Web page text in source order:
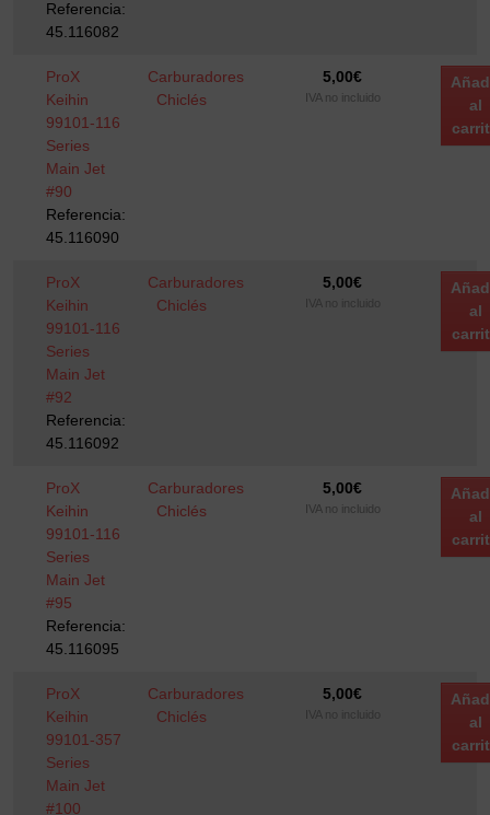
Referencia:
45.116082
ProX
Keihin
99101-116
Series
Main Jet
#90
Referencia:
45.116090
Carburadores
Chiclés
5,00€
IVA no incluido
al
ProX
Keihin
99101-116
Series
Main Jet
#92
Referencia:
45.116092
Carburadores
Chiclés
5,00€
IVA no incluido
al
ProX
Keihin
99101-116
Series
Main Jet
#95
Referencia:
45.116095
Carburadores
Chiclés
5,00€
IVA no incluido
al
ProX
Keihin
99101-357
Series
Main Jet
#100
Carburadores
Chiclés
5,00€
IVA no incluido
al